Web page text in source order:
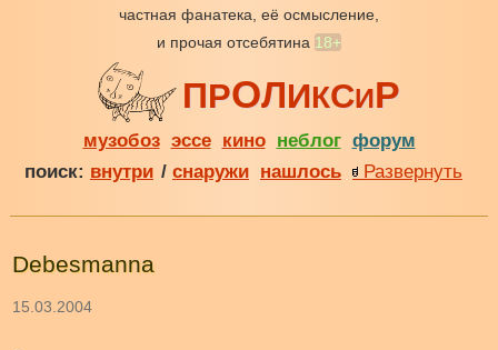
частная фанатека, её осмысление,
и прочая отсебятина 18+
ПРОЛИКСИР
музобоз эссе кино неблог форум
поиск: внутри / снаружи нашлось Развернуть
Debesmanna
15.03.2004